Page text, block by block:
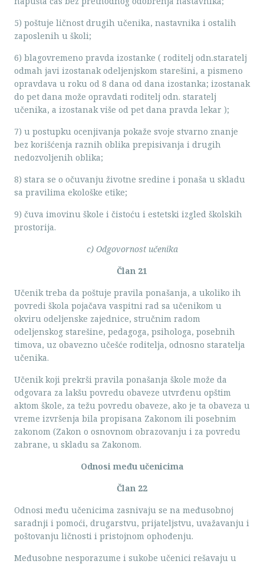
5) poštuje ličnost drugih učenika, nastavnika i ostalih
zaposlenih u školi;
6) blagovremeno pravda izostanke ( roditelj odn.staratelj
odmah javi izostanak odeljenjskom starešini, a pismeno
opravdava u roku od 8 dana od dana izostanka; izostanak
do pet dana može opravdati roditelj odn. staratelj
učenika, a izostanak više od pet dana pravda lekar );
7) u postupku ocenjivanja pokaže svoje stvarno znanje
bez korišćenja raznih oblika prepisivanja i drugih
nedozvoljenih oblika;
8) stara se o očuvanju životne sredine i ponaša u skladu
sa pravilima ekološke etike;
9) čuva imovinu škole i čistoću i estetski izgled školskih
prostorija.
c) Odgovornost učenika
Član 21
Učenik treba da poštuje pravila ponašanja, a ukoliko ih
povredi škola pojačava vaspitni rad sa učenikom u
okviru odeljenske zajednice, stručnim radom
odeljenskog starešine, pedagoga, psihologa, posebnih
timova, uz obavezno učešće roditelja, odnosno staratelja
učenika.
Učenik koji prekrši pravila ponašanja škole može da
odgovara za lakšu povredu obaveze utvrđenu opštim
aktom škole, za težu povredu obaveze, ako je ta obaveza u
vreme izvršenja bila propisana Zakonom ili posebnim
zakonom (Zakon o osnovnom obrazovanju i za povredu
zabrane, u skladu sa Zakonom.
Odnosi među učenicima
Član 22
Odnosi među učenicima zasnivaju se na međusobnoj
saradnji i pomoći, drugarstvu, prijateljstvu, uvažavanju i
poštovanju ličnosti i pristojnom ophođenju.
Međusobne nesporazume i sukobe učenici rešavaju u